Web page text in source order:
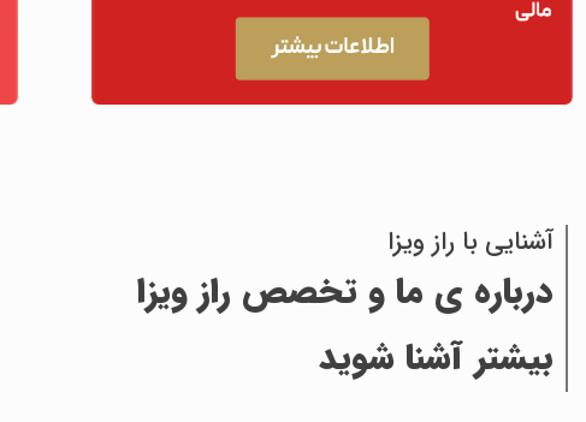
آشنایی با راز ویزا
درباره ی ما و تخصص راز ویزا
بیشتر آشنا شوید